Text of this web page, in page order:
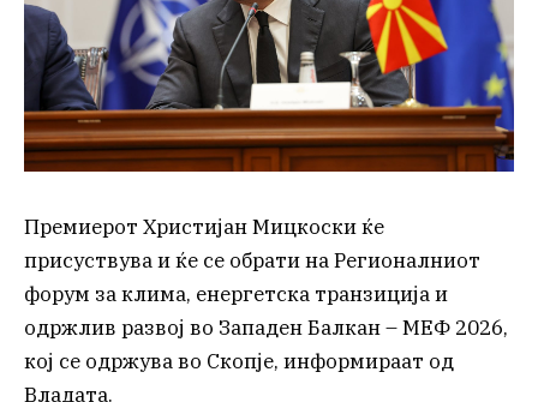
Премиерот Христијан Мицкоски ќе
присуствува и ќе се обрати на Регионалниот
форум за клима, енергетска транзиција и
одржлив развој во Западен Балкан – МЕФ 2026,
кој се одржува во Скопје, информираат од
Владата.